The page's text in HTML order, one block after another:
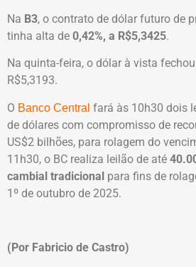
Na B3, o contrato de dólar futuro de
tinha alta de 0,42%, a R$5,3425.
Na quinta-feira, o dólar à vista
R$5,3193.
O Banco Central fará às 10h30 dois
de dólares com compromisso de
US$2 bilhões, para rolagem do
11h30, o BC realiza leilão de até
cambial tradicional para fins de
1º de outubro de 2025.
(Por Fabricio de Castro)